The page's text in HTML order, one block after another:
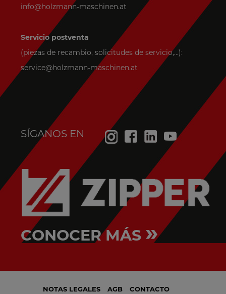
info@holzmann-maschinen.at
Servicio postventa
(piezas de recambio, solicitudes de servicio,...):
service@holzmann-maschinen.at
SÍGANOS EN
CONOCER MÁS »
NOTAS LEGALES AGB CONTACTO